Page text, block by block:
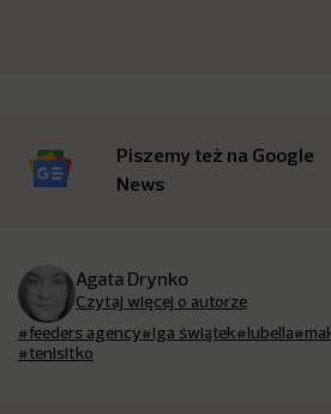
Piszemy też na Google
News
Agata Drynko
Czytaj więcej o autorze
#feeders agency#iga świątek#lubella
#tenisitko